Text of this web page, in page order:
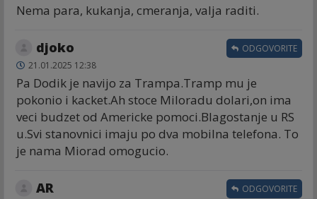
Nema para, kukanja, cmeranja, valja raditi.
djoko
21.01.2025 12:38
Pa Dodik je navijo za Trampa.Tramp mu je
pokonio i kacket.Ah stoce Miloradu dolari,on ima
veci budzet od Americke pomoci.Blagostanje u RS
u.Svi stanovnici imaju po dva mobilna telefona. To
je nama Miorad omogucio.
ODGOVORITE
AR ODGOVORITE